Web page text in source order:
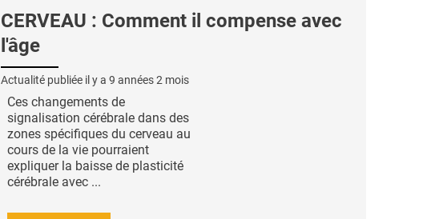
CERVEAU : Comment il compense avec
l'âge
Actualité publiée il y a 9 années 2 mois
Ces changements de
signalisation cérébrale dans des
zones spécifiques du cerveau au
cours de la vie pourraient
expliquer la baisse de plasticité
cérébrale avec ...